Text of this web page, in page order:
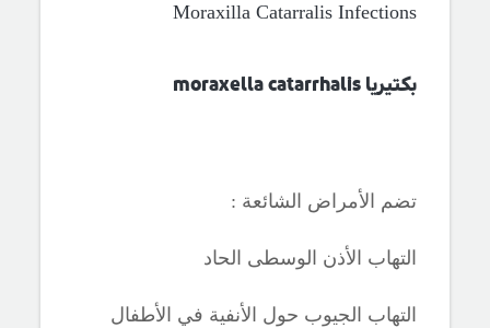
Moraxilla Catarralis Infections
بكتيرياmoraxella catarrhalis
تضم الأمراض الشائعة :
التهاب الأذن الوسطى الحاد
التهاب الجيوب حول الأنفية في الأطفال